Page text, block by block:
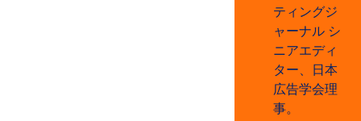
ティングジ
ャーナル シ
ニアエディ
ター、日本
広告学会理
事。